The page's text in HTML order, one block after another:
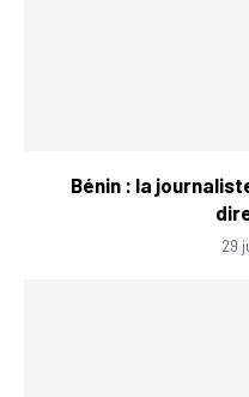
Bénin : la
29